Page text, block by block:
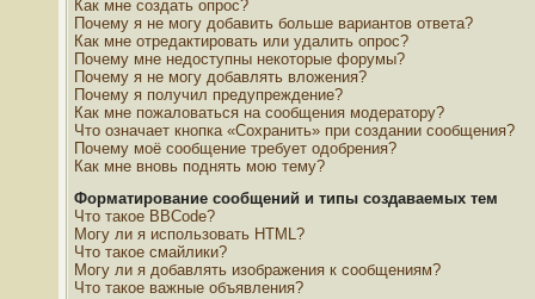
Как мне создать опрос?
Почему я не могу добавить больше вариантов ответа?
Как мне отредактировать или удалить опрос?
Почему мне недоступны некоторые форумы?
Почему я не могу добавлять вложения?
Почему я получил предупреждение?
Как мне пожаловаться на сообщения модератору?
Что означает кнопка «Сохранить» при создании сообщения?
Почему моё сообщение требует одобрения?
Как мне вновь поднять мою тему?
Форматирование сообщений и типы создаваемых тем
Что такое BBCode?
Могу ли я использовать HTML?
Что такое смайлики?
Могу ли я добавлять изображения к сообщениям?
Что такое важные объявления?